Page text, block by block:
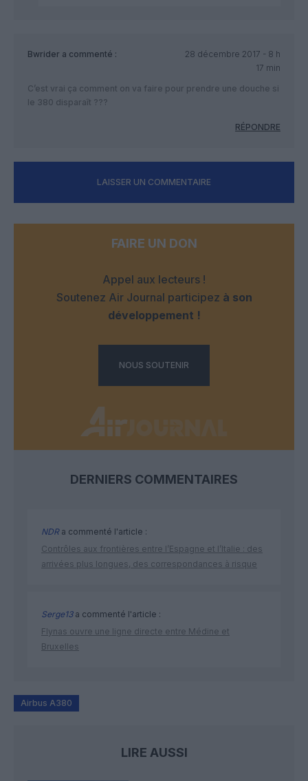
Bwrider a commenté :
28 décembre 2017 - 8 h
17 min
C’est vrai ça comment on va faire pour prendre une douche si
le 380 disparaît ???
RÉPONDRE
LAISSER UN COMMENTAIRE
FAIRE UN DON
Appel aux lecteurs !
Soutenez Air Journal participez à son
développement !
NOUS SOUTENIR
DERNIERS COMMENTAIRES
NDRa commenté l'article :
Contrôles aux frontières entre l’Espagne et l’Italie : des
arrivées plus longues, des correspondances à risque
Serge13a commenté l'article :
Flynas ouvre une ligne directe entre Médine et
Bruxelles
Airbus A380
LIRE AUSSI